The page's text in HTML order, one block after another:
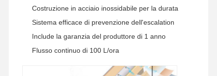
Costruzione in acciaio inossidabile per la durata
Sistema efficace di prevenzione dell'escalation
Include la garanzia del produttore di 1 anno
Flusso continuo di 100 L/ora